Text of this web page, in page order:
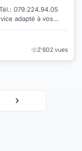
2'602 vues